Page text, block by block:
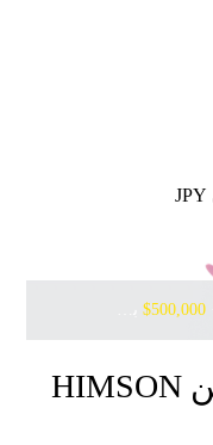
$500,000بانتظارك مع Pudgy Penguins
حاسبة سعر الصرف من HIMSON